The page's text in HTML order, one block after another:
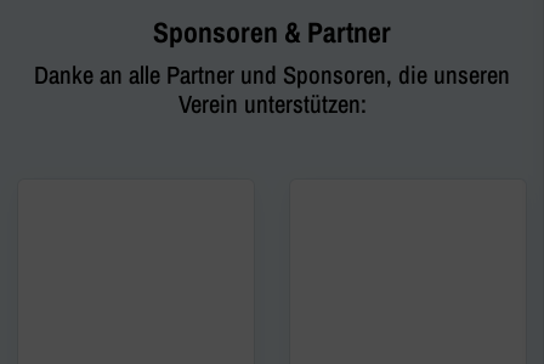
Sponsoren & Partner
Danke an alle Partner und Sponsoren, die unseren
Verein unterstützen: